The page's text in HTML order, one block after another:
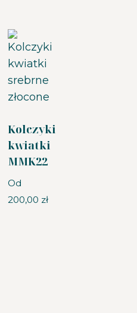
Kolczyki
kwiatki
MMK22
Od
200,00 zł